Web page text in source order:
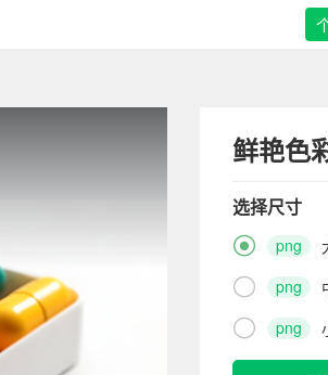
鲜艳色
选择尺寸
 png
 png
 png